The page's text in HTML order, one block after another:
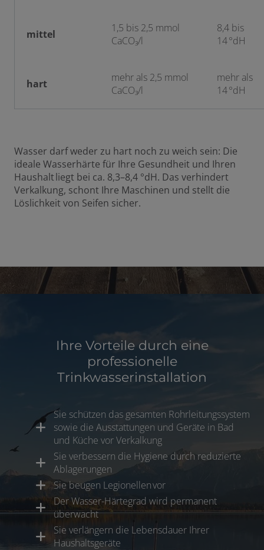
mittel
1,5 bis 2,5 mmol
CaCO₃/l
8,4 bis
14 °dH
hart
mehr als 2,5 mmol
CaCO₃/l
mehr als
14 °dH
Wasser darf weder zu hart noch zu weich sein: Die
ideale Wasserhärte für Ihre Gesundheit und Ihren
Haushalt liegt bei ca. 8,3–8,4 °dH. Das verhindert
Verkalkung, schont Ihre Maschinen und stellt die
Löslichkeit von Seifen sicher.
Ihre Vorteile durch eine
professionelle
Trinkwasserinstallation
Sie schützen das gesamten Rohrleitungssystem
sowie die Ausstattungen und Geräte in Bad
und Küche vor Verkalkung
Sie verbessern die Hygiene durch reduzierte
Ablagerungen
Sie beugen Legionellen vor
Der Wasser-Härtegrad wird permanent
überwacht
Sie verlängern die Lebensdauer Ihrer
Haushaltsgeräte